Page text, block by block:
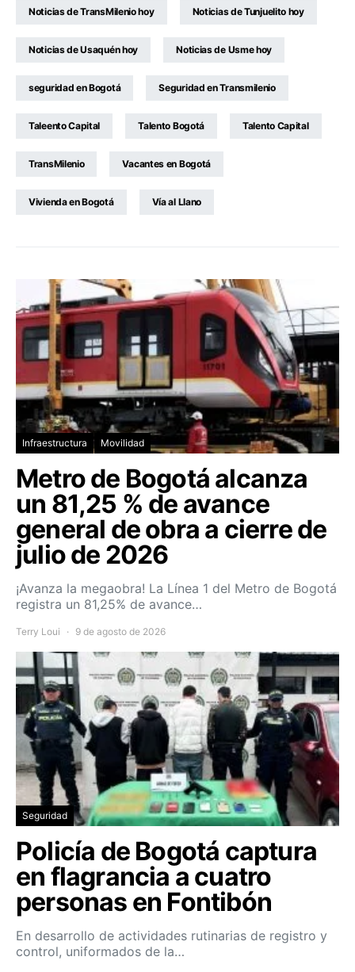
Noticias de TransMilenio hoy Noticias de Tunjuelito hoy
Noticias de Usaquén hoy Noticias de Usme hoy
seguridad en Bogotá Seguridad en Transmilenio
Taleento Capital Talento Bogotá Talento Capital
TransMilenio Vacantes en Bogotá
Vivienda en Bogotá Vía al Llano
Infraestructura Movilidad
Metro de Bogotá alcanza
un 81,25 % de avance
general de obra a cierre de
julio de 2026
¡Avanza la megaobra! La Línea 1 del Metro de Bogotá
registra un 81,25% de avance…
Terry Loui 9 de agosto de 2026
Seguridad
Policía de Bogotá captura
en flagrancia a cuatro
personas en Fontibón
En desarrollo de actividades rutinarias de registro y
control, uniformados de la…